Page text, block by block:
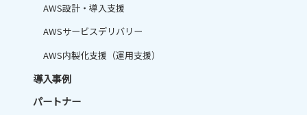
AWS設計・導入支援
AWSサービスデリバリー
AWS内製化支援（運用支援）
導入事例
パートナー